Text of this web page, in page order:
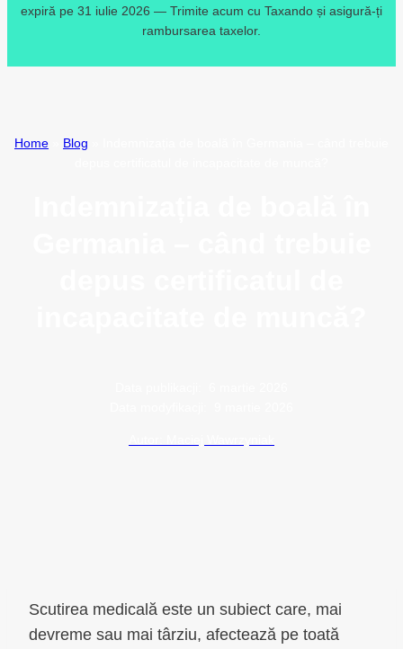
expiră pe 31 iulie 2026 — Trimite acum cu Taxando și asigură-ți
rambursarea taxelor.
Home Blog
Scutirea medicală este un subiect care, mai
devreme sau mai târziu, afectează pe toată